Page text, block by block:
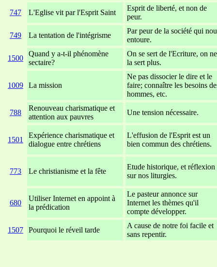
747 L'Eglise vit par l'Esprit Saint
Esprit de liberté, et non de
peur.
749 La tentation de l'intégrisme
Par peur de la société qui
entoure.
1500
Quand y a-t-il phénomène
sectaire?
On se sert de l'Ecriture, on ne
la sert plus.
1009 La mission
Ne pas dissocier le dire et le
faire; connaître les besoins
hommes, etc.
788
Renouveau charismatique et
attention aux pauvres
Une tension nécessaire.
1501
Expérience charismatique et
dialogue entre chrétiens
L'effusion de l'Esprit est un
bien commun des chrétiens.
773 Le christianisme et la fête
Etude historique, et réflexion
sur nos liturgies.
680
Utiliser Internet en appoint à
la prédication
Le pasteur annonce sur
Internet les thèmes qu'il
compte développer.
1507 Pourquoi le réveil tarde
A cause de notre foi facile et
sans repentir.